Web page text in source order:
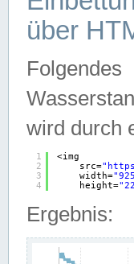
über
wird durch
1
2
3
4
<img
src="
width=
height=
Ergebnis: